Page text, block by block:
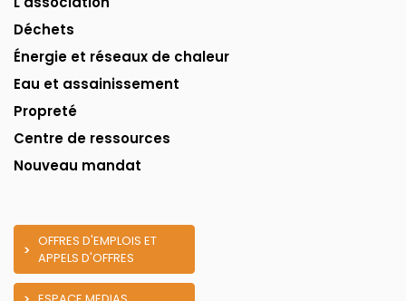
Déchets
Énergie et réseaux de chaleur
Eau et assainissement
Propreté
Centre de ressources
Nouveau mandat
OFFRES D'EMPLOIS ET
APPELS D'OFFRES